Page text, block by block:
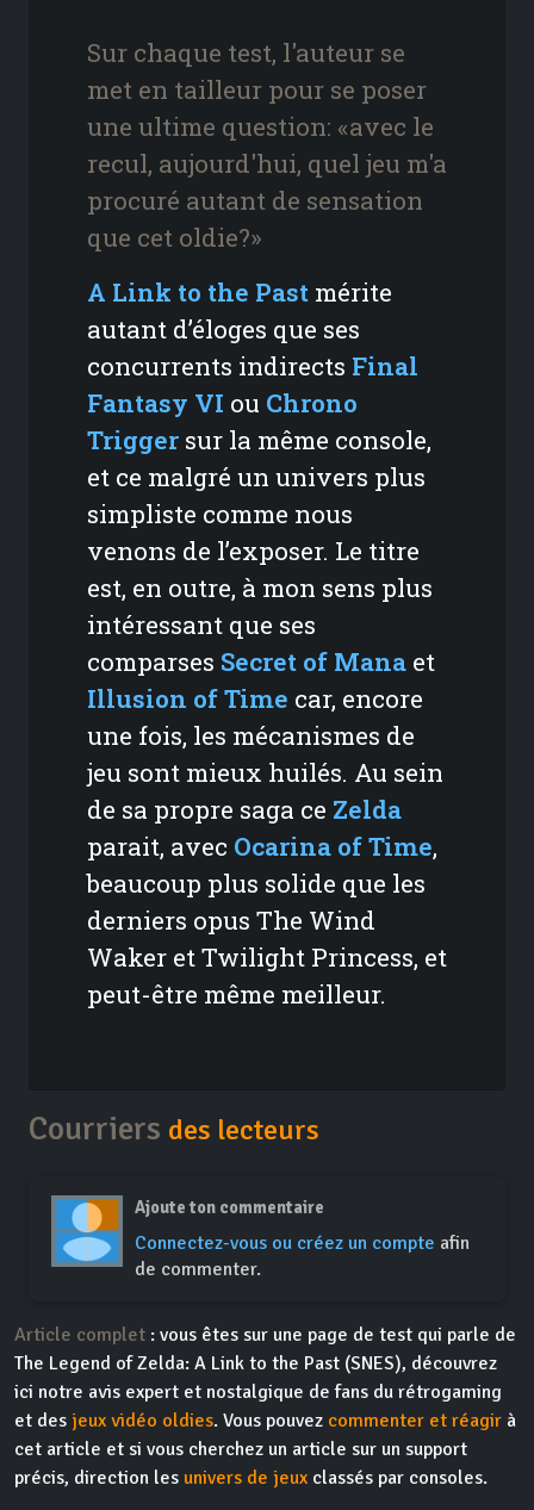
Sur chaque test, l'auteur se
met en tailleur pour se poser
une ultime question: «avec le
recul, aujourd'hui, quel jeu m'a
procuré autant de sensation
que cet oldie?»
A Link to the Past mérite
autant d’éloges que ses
concurrents indirects Final
Fantasy VI ou Chrono
Trigger sur la même console,
et ce malgré un univers plus
simpliste comme nous
venons de l’exposer. Le titre
est, en outre, à mon sens plus
intéressant que ses
comparses Secret of Mana et
Illusion of Time car, encore
une fois, les mécanismes de
jeu sont mieux huilés. Au sein
de sa propre saga ce Zelda
parait, avec Ocarina of Time,
beaucoup plus solide que les
derniers opus The Wind
Waker et Twilight Princess, et
peut-être même meilleur.
Courriers des lecteurs
Ajoute ton commentaire
Connectez-vous ou créez un compte afin
de commenter.
Article complet : vous êtes sur une page de test qui parle de
The Legend of Zelda: A Link to the Past (SNES), découvrez
ici notre avis expert et nostalgique de fans du rétrogaming
et des jeux vidéo oldies. Vous pouvez commenter et réagir à
cet article et si vous cherchez un article sur un support
précis, direction les univers de jeux classés par consoles.